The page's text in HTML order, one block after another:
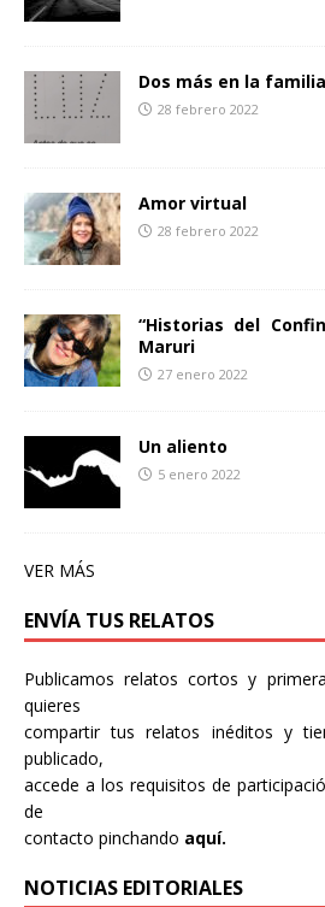
Dos más en la familia
28 febrero 2022
Amor virtual
28 febrero 2022
“Historias del
Maruri
27 enero 2022
Un aliento
5 enero 2022
VER MÁS
ENVÍA TUS RELATOS
Publicamos relatos cortos y
quieres
compartir tus relatos inéditos y
publicado,
accede a los requisitos de
de
contacto pinchando aquí.
NOTICIAS EDITORIALES